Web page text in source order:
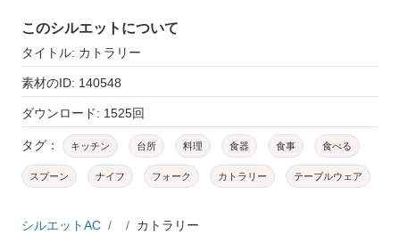
このシルエットについて
タイトル: カトラリー
素材のID: 140548
ダウンロード: 1525回
タグ： キッチン 台所 料理 食器 食事 食べる
スプーン ナイフ フォーク カトラリー テーブルウェア
シルエットAC カトラリー